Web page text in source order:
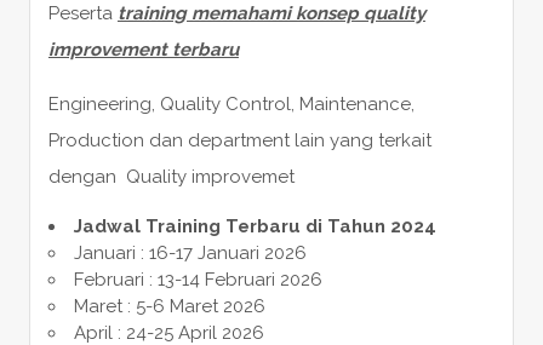
Peserta training memahami konsep quality
improvement terbaru
Engineering, Quality Control, Maintenance,
Production dan department lain yang terkait
dengan Quality improvemet
Jadwal Training Terbaru di Tahun 2024
Januari : 16-17 Januari 2026
Februari : 13-14 Februari 2026
Maret : 5-6 Maret 2026
April : 24-25 April 2026